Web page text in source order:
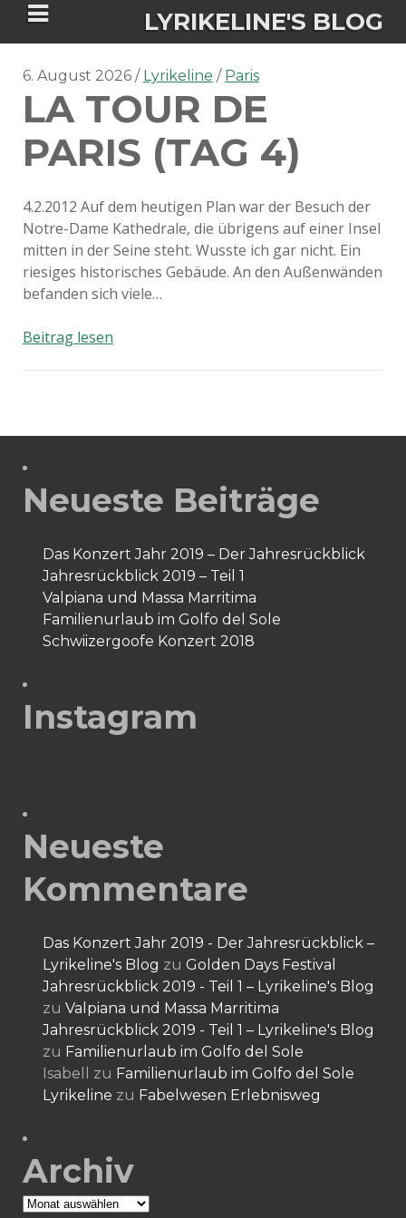
LYRIKELINE'S BLOG
Tania Morgan's Blog über alles, was
sie im Leben bewegt.
ÜBER DIE AUTORIN
IGASHO UND CHIMALIS KAYA
NIEMALS FÜR IMMER (ROMAN)
BÜCHERSHOPS
DATENSCHUTZERKLÄRUNG
6. August 2026 Lyrikeline Paris
LA TOUR DE
PARIS (TAG 4)
4.2.2012 Auf dem heutigen Plan war der Besuch der
Notre-Dame Kathedrale, die übrigens auf einer Insel
mitten in der Seine steht. Wusste ich gar nicht. Ein
riesiges historisches Gebäude. An den Außenwänden
befanden sich viele…
Beitrag lesenLa
Neueste Beiträge
Das Konzert Jahr 2019 – Der Jahresrückblick
Jahresrückblick 2019 – Teil 1
Valpiana und Massa Marritima
Familienurlaub im Golfo del Sole
Schwiizergoofe Konzert 2018
Instagram
Neueste
Kommentare
Das Konzert Jahr 2019 - Der Jahresrückblick –
Lyrikeline's Blog zu Golden Days Festival
Jahresrückblick 2019 - Teil 1 – Lyrikeline's Blog
zu Valpiana und Massa Marritima
Jahresrückblick 2019 - Teil 1 – Lyrikeline's Blog
zu Familienurlaub im Golfo del Sole
Isabell
zu Familienurlaub im Golfo del Sole
Lyrikeline zu Fabelwesen Erlebnisweg
Archiv
Archiv